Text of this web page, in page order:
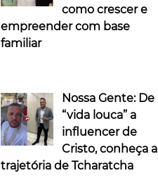
como crescer e
empreender com base
familiar
Nossa Gente: De
“vida louca” a
influencer de
Cristo, conheça a
trajetória de Tcharatcha